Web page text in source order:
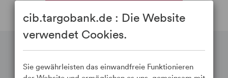
Unsere Dienstleistungen im
cib.targobank.de : Die Website
verwendet Cookies.
Sie gewährleisten das einwandfreie Funktionieren